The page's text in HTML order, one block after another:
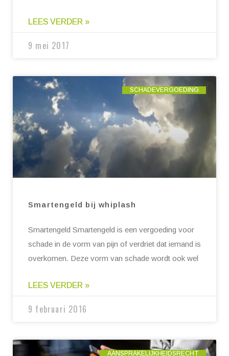
LEES VERDER »
9 mei 2017
SCHADEVERGOEDING
Smartengeld bij whiplash
Smartengeld Smartengeld is een vergoeding voor
schade in de vorm van pijn of verdriet dat iemand is
overkomen. Deze vorm van schade wordt ook wel
LEES VERDER »
9 februari 2016
AANSPRAKELIJKHEIDSRECHT